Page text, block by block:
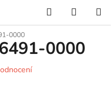
Hledat
KOŠÍK
0000
0000